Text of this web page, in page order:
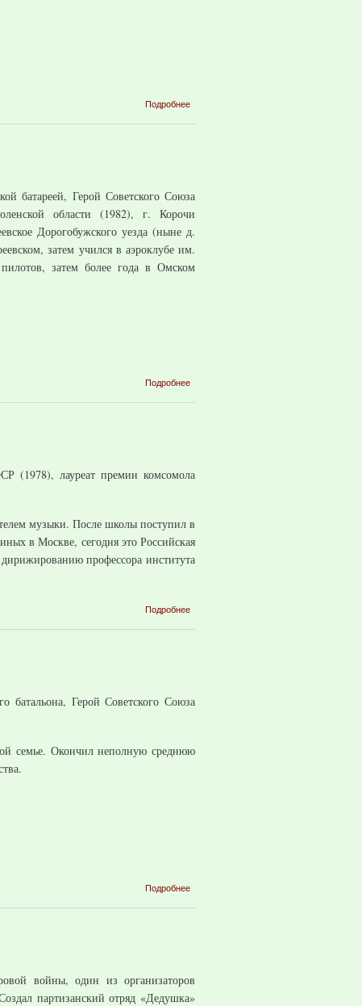
Подробнее
Абрамович
батареей, Герой Советского Союза
области (1982), г. Корочи
Дорогобужского уезда (ныне д.
затем учился в аэроклубе им.
затем более года в Омском
Подробнее
Иванович
(1978), лауреат премии комсомола
музыки. После школы поступил в
в Москве, сегодня это Российская
профессора института
Подробнее
Афанасьевич
батальона, Герой Советского Союза
семье. Окончил неполную среднюю
Подробнее
Иванович
войны, один из организаторов
партизанский отряд «Дедушка»